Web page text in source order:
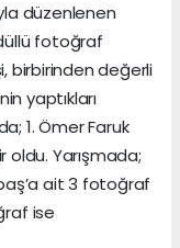
düzenlenen
fotoğraf
birbirinden değerli
yaptıkları
1. Ömer Faruk
oldu. Yarışmada;
ait 3 fotoğraf
ise